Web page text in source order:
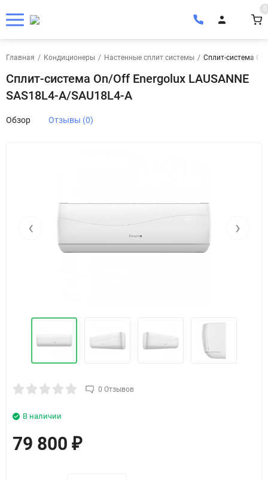
0
Главная / Кондиционеры / Настенные сплит системы / Сплит-система
Сплит-система On/Off Energolux LAUSANNE
SAS18L4-A/SAU18L4-A
Обзор Отзывы (0)
‹ ›
0 Отзывов
В наличии
79 800 ₽